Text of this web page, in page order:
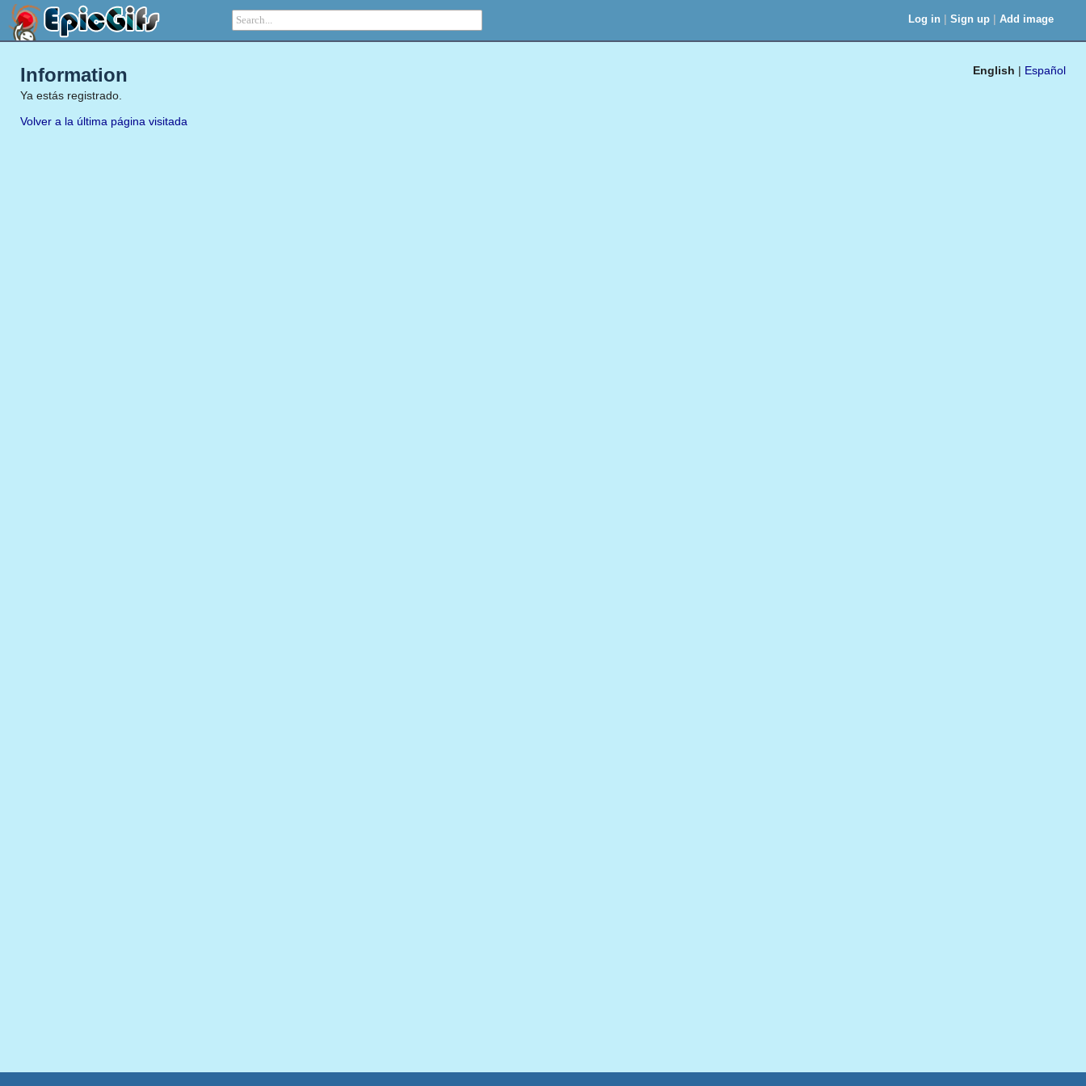
Log in | Sign up | Add image
English | Español
Information
Ya estás registrado.
Volver a la última página visitada